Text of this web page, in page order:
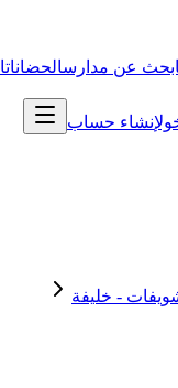
عن مدارسالحضانات
إنشاء حساب
- خليفة